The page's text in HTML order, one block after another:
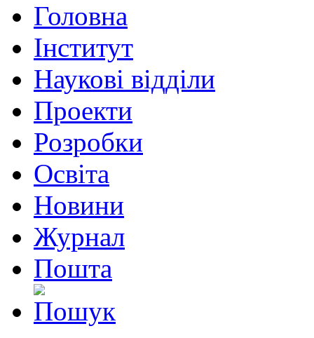
Головна
Інститут
Наукові відділи
Проекти
Розробки
Освіта
Новини
Журнал
Пошта